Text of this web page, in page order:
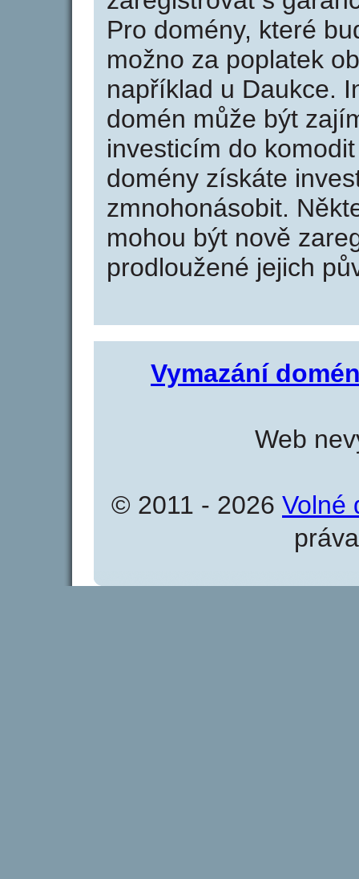
Pro domény, které
možno za poplatek
například u Daukce.
domén může být
investicím do
domény získáte
zmnohonásobit.
mohou být nově
prodloužené jejich
Vymazání
Web
© 2011 - 2026 Volné